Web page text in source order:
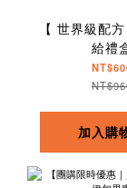
【 世界級配
給禮
加入購